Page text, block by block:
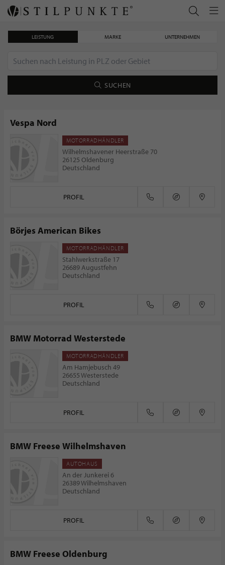
Marian Boote - ein elektrisierendes Erlebnis
LEISTUNG MARKE UNTERNEHMEN
SUCHEN
Vespa Nord
MOTORRADHÄNDLER
Wilhelmshavener Heerstraße 70
26125 Oldenburg
Deutschland
PROFIL
Börjes American Bikes
MOTORRADHÄNDLER
Stahlwerkstraße 17
26689 Augustfehn
Deutschland
PROFIL
BMW Motorrad Westerstede
MOTORRADHÄNDLER
Am Hamjebusch 49
26655 Westerstede
Deutschland
PROFIL
BMW Freese Wilhelmshaven
AUTOHAUS
An der Junkerei 6
26389 Wilhelmshaven
Deutschland
PROFIL
BMW Freese Oldenburg